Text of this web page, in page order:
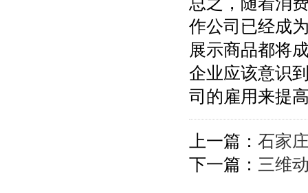
作公司已经成
展示商品都将
企业应该意识
司的雇用来提
上一篇： 石家
下一篇： 三维